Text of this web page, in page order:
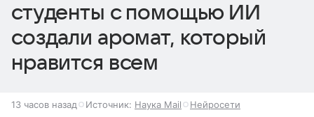
студенты с помощью ИИ
создали аромат, который
нравится всем
13 часов назад Источник: Наука Mail Нейросети